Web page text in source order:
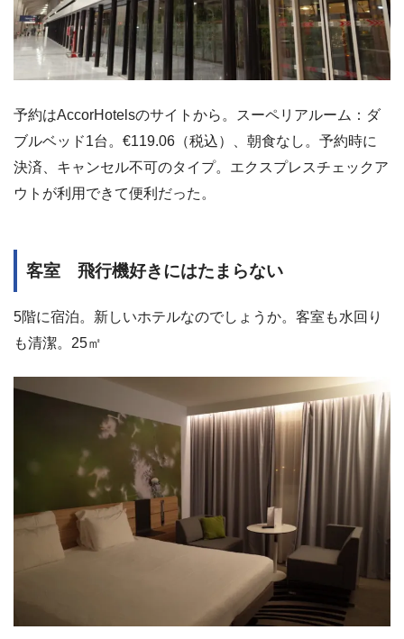
予約はAccorHotelsのサイトから。スーペリアルーム：ダ
ブルベッド1台。€119.06（税込）、朝食なし。予約時に
決済、キャンセル不可のタイプ。エクスプレスチェックア
ウトが利用できて便利だった。
客室 飛行機好きにはたまらない
5階に宿泊。新しいホテルなのでしょうか。客室も水回り
も清潔。25㎡